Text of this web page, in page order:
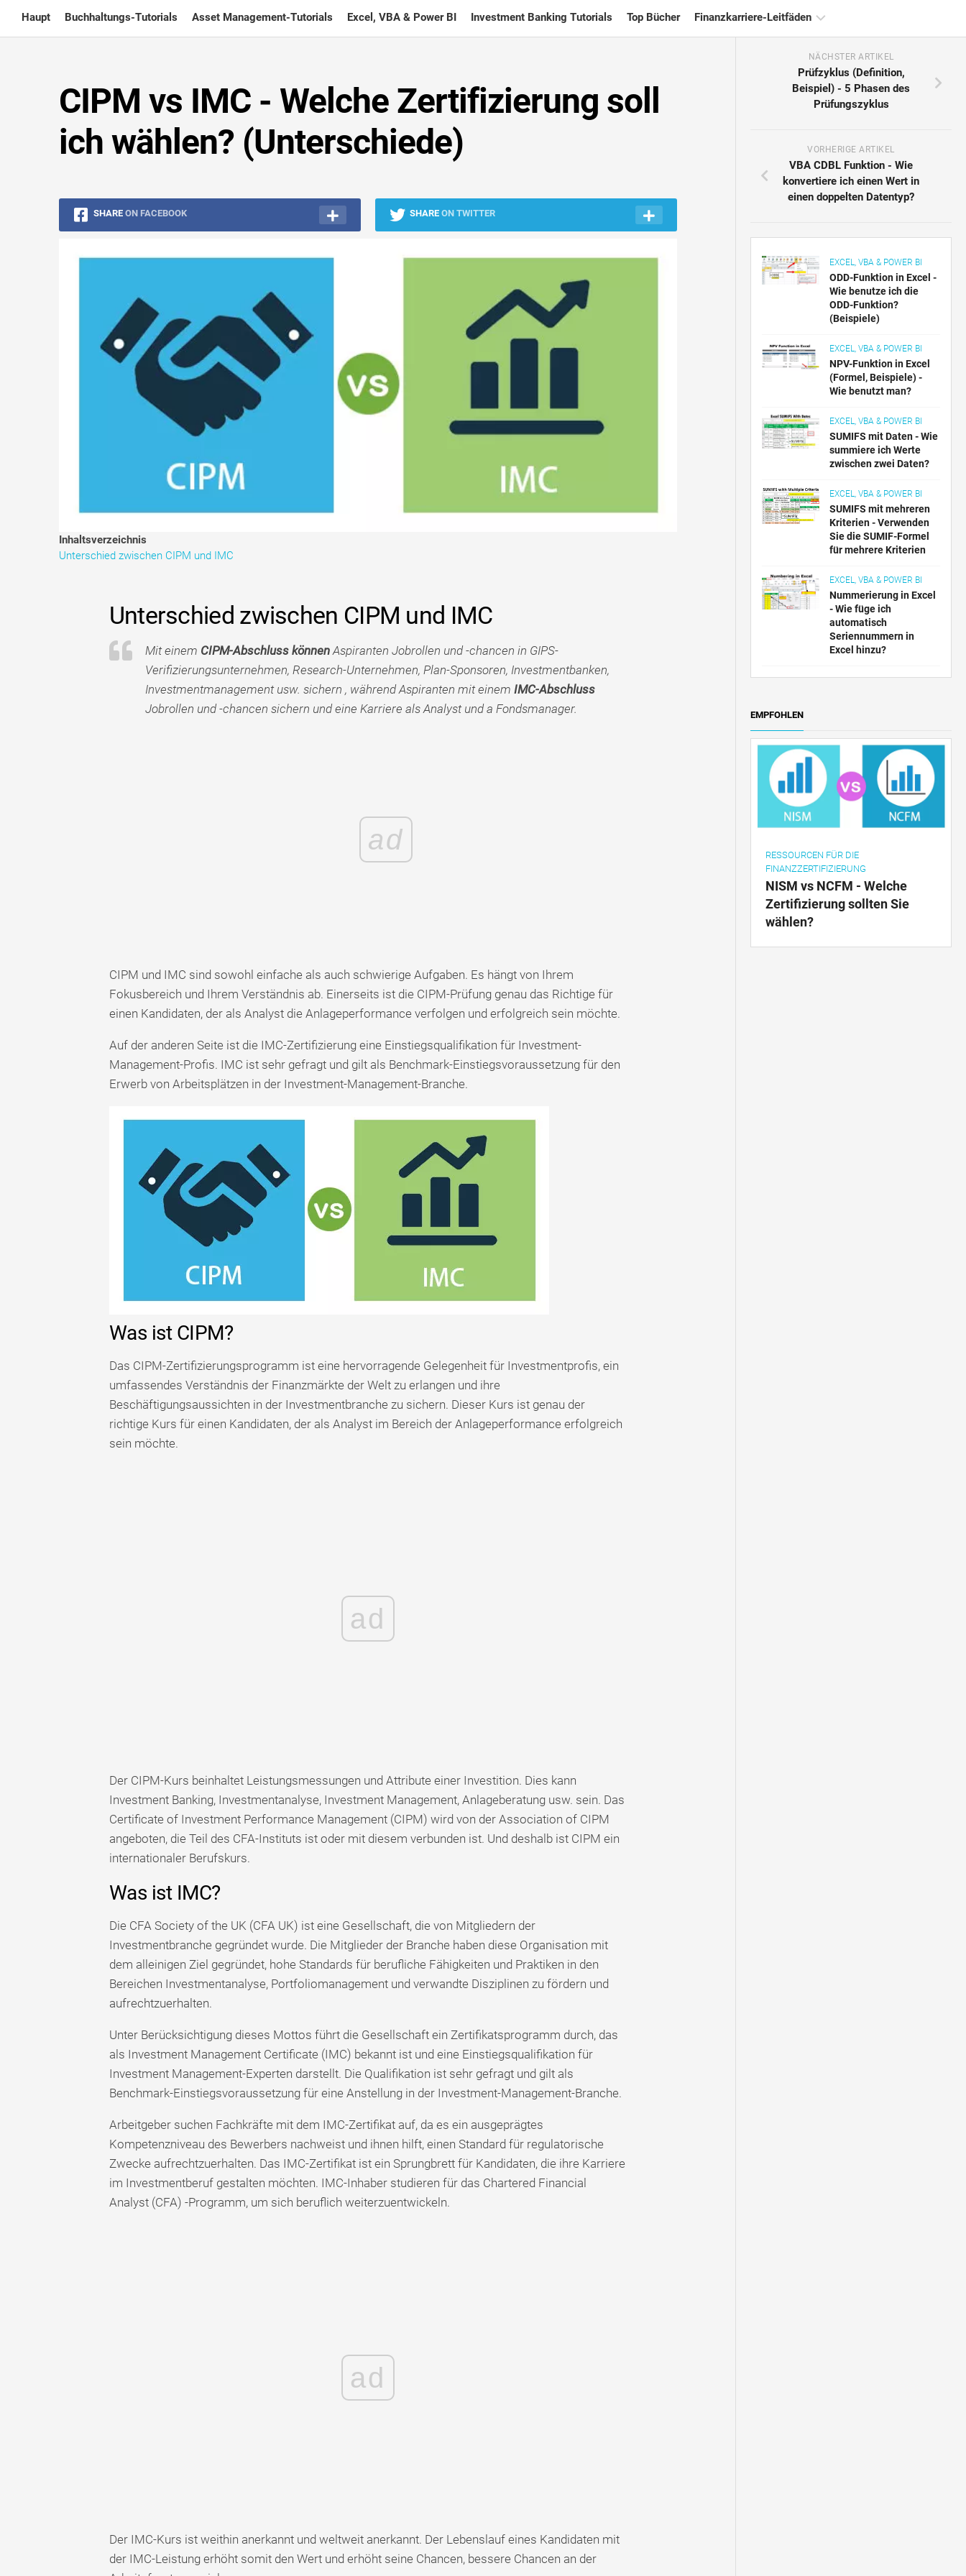
content
Haupt Buchhaltungs-Tutorials Asset Management-Tutorials Excel, VBA & Power BI Investment Banking Tutorials Top Bücher Finanzkarriere-Leitfäden
Finanzmodellierung
Risikomanagement-
CIPM vs IMC - Welche Zertifizierung soll
ich wählen? (Unterschiede)
SHARE ON FACEBOOK SHARE ON TWITTER
Inhaltsverzeichnis
Unterschied zwischen CIPM und IMC
Unterschied zwischen CIPM und IMC
Mit einem CIPM-Abschluss könnenAspiranten Jobrollen und -chancen in GIPS-
Verifizierungsunternehmen, Research-Unternehmen, Plan-Sponsoren, Investmentbanken,
Investmentmanagement usw. sichern , während Aspiranten mit einem IMC-Abschluss
Jobrollen und -chancen sichern und eine Karriere als Analyst und a Fondsmanager.
ad
CIPM und IMC sind sowohl einfache als auch schwierige Aufgaben. Es hängt von Ihrem
Fokusbereich und Ihrem Verständnis ab. Einerseits ist die CIPM-Prüfung genau das Richtige für
einen Kandidaten, der als Analyst die Anlageperformance verfolgen und erfolgreich sein möchte.
Auf der anderen Seite ist die IMC-Zertifizierung eine Einstiegsqualifikation für Investment-
Management-Profis. IMC ist sehr gefragt und gilt als Benchmark-Einstiegsvoraussetzung für den
Erwerb von Arbeitsplätzen in der Investment-Management-Branche.
Was ist CIPM?
Das CIPM-Zertifizierungsprogramm ist eine hervorragende Gelegenheit für Investmentprofis, ein
umfassendes Verständnis der Finanzmärkte der Welt zu erlangen und ihre
Beschäftigungsaussichten in der Investmentbranche zu sichern. Dieser Kurs ist genau der
richtige Kurs für einen Kandidaten, der als Analyst im Bereich der Anlageperformance erfolgreich
sein möchte.
ad
Der CIPM-Kurs beinhaltet Leistungsmessungen und Attribute einer Investition. Dies kann
Investment Banking, Investmentanalyse, Investment Management, Anlageberatung usw. sein. Das
Certificate of Investment Performance Management (CIPM) wird von der Association of CIPM
angeboten, die Teil des CFA-Instituts ist oder mit diesem verbunden ist. Und deshalb ist CIPM ein
internationaler Berufskurs.
Was ist IMC?
Die CFA Society of the UK (CFA UK) ist eine Gesellschaft, die von Mitgliedern der
Investmentbranche gegründet wurde. Die Mitglieder der Branche haben diese Organisation mit
dem alleinigen Ziel gegründet, hohe Standards für berufliche Fähigkeiten und Praktiken in den
Bereichen Investmentanalyse, Portfoliomanagement und verwandte Disziplinen zu fördern und
aufrechtzuerhalten.
Unter Berücksichtigung dieses Mottos führt die Gesellschaft ein Zertifikatsprogramm durch, das
als Investment Management Certificate (IMC) bekannt ist und eine Einstiegsqualifikation für
Investment Management-Experten darstellt. Die Qualifikation ist sehr gefragt und gilt als
Benchmark-Einstiegsvoraussetzung für eine Anstellung in der Investment-Management-Branche.
Arbeitgeber suchen Fachkräfte mit dem IMC-Zertifikat auf, da es ein ausgeprägtes
Kompetenzniveau des Bewerbers nachweist und ihnen hilft, einen Standard für regulatorische
Zwecke aufrechtzuerhalten. Das IMC-Zertifikat ist ein Sprungbrett für Kandidaten, die ihre Karriere
im Investmentberuf gestalten möchten. IMC-Inhaber studieren für das Chartered Financial
Analyst (CFA) -Programm, um sich beruflich weiterzuentwickeln.
ad
Der IMC-Kurs ist weithin anerkannt und weltweit anerkannt. Der Lebenslauf eines Kandidaten mit
der IMC-Leistung erhöht somit den Wert und erhöht seine Chancen, bessere Chancen an der
NÄCHSTER ARTIKEL
Prüfzyklus (Definition,
Beispiel) - 5 Phasen des
Prüfungszyklus
VORHERIGE ARTIKEL
VBA CDBL Funktion - Wie
konvertiere ich einen Wert in
einen doppelten Datentyp?
EXCEL, VBA & POWER BI
ODD-Funktion in Excel -
Wie benutze ich die
ODD-Funktion?
(Beispiele)
EXCEL, VBA & POWER BI
NPV-Funktion in Excel
(Formel, Beispiele) -
Wie benutzt man?
EXCEL, VBA & POWER BI
SUMIFS mit Daten - Wie
summiere ich Werte
zwischen zwei Daten?
EXCEL, VBA & POWER BI
SUMIFS mit mehreren
Kriterien - Verwenden
Sie die SUMIF-Formel
für mehrere Kriterien
EXCEL, VBA & POWER BI
Nummerierung in Excel
- Wie füge ich
automatisch
Seriennummern in
Excel hinzu?
EMPFOHLEN
RESSOURCEN FÜR DIE
FINANZZERTIFIZIERUNG
NISM vs NCFM - Welche
Zertifizierung sollten Sie
wählen?